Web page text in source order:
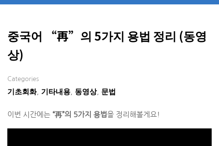
중국어 “再”의 5가지 용법 정리 (동영
상)
Categories
기초회화, 기타내용 동영상, 문법
이번 시간에는 “再”의 5가지 용법을 정리해볼게요!